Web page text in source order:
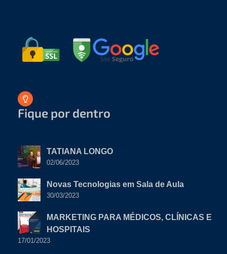
Fique por dentro
TATIANA LONGO
02/06/2023
Novas Tecnologias em Sala de Aula
30/03/2023
MARKETING PARA MÉDICOS, CLÍNICAS E
HOSPITAIS
17/01/2023